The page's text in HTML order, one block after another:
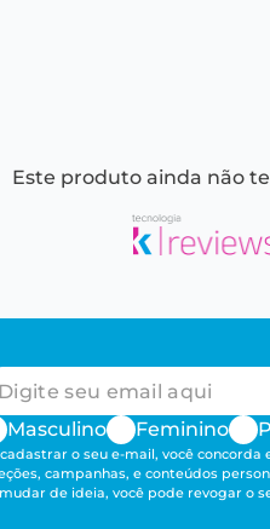
Este produto ainda não
Masculino
Feminino
o seu e-mail, você
campanhas, e conteúdos
de ideia, você pode revogar o